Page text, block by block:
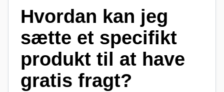
Hvordan kan jeg
sætte et specifikt
produkt til at have
gratis fragt?